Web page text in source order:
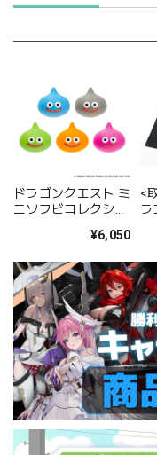
ドラゴンクエスト ミ
ニソフビコレクショ
¥6,050
<
ラ